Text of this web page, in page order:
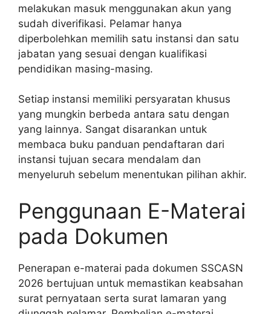
melakukan masuk menggunakan akun yang
sudah diverifikasi. Pelamar hanya
diperbolehkan memilih satu instansi dan satu
jabatan yang sesuai dengan kualifikasi
pendidikan masing-masing.
Setiap instansi memiliki persyaratan khusus
yang mungkin berbeda antara satu dengan
yang lainnya. Sangat disarankan untuk
membaca buku panduan pendaftaran dari
instansi tujuan secara mendalam dan
menyeluruh sebelum menentukan pilihan akhir.
Penggunaan E-Materai
pada Dokumen
Penerapan e-materai pada dokumen SSCASN
2026 bertujuan untuk memastikan keabsahan
surat pernyataan serta surat lamaran yang